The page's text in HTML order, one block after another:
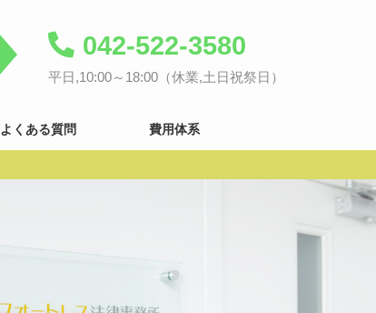
042-522-3580
平日,10:00～18:00（休業,土日祝祭日）
よくある質問 費用体系